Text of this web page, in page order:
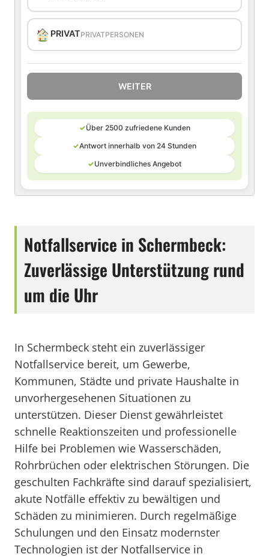
PRIVATPRIVATPERSONEN
WEITER
✓Über 2500 zufriedene Kunden
✓Antwort innerhalb von 24 Stunden
✓Unverbindliches Angebot
Notfallservice in Schermbeck:
Zuverlässige Unterstützung rund
um die Uhr
In Schermbeck steht ein zuverlässiger
Notfallservice bereit, um Gewerbe,
Kommunen, Städte und private Haushalte in
unvorhergesehenen Situationen zu
unterstützen. Dieser Dienst gewährleistet
schnelle Reaktionszeiten und professionelle
Hilfe bei Problemen wie Wasserschäden,
Rohrbrüchen oder elektrischen Störungen. Die
geschulten Fachkräfte sind darauf spezialisiert,
akute Notfälle effektiv zu bewältigen und
Schäden zu minimieren. Durch regelmäßige
Schulungen und den Einsatz modernster
Technologien ist der Notfallservice in